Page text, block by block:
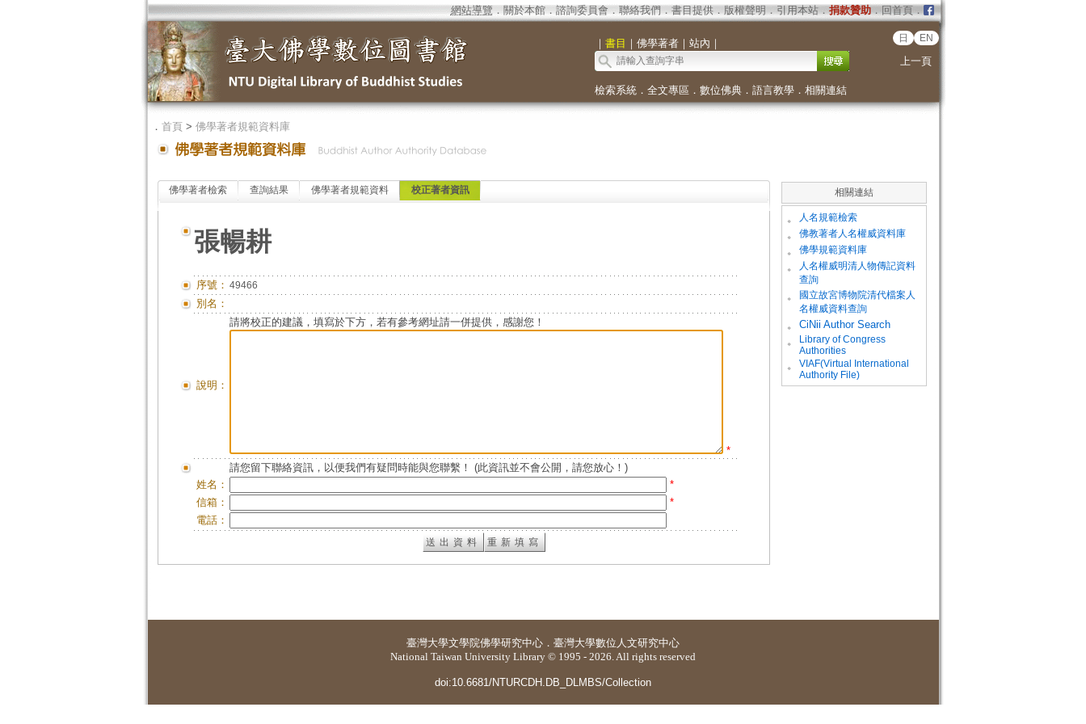
網站導覽 ． 關於本館． 諮詢委員會． 聯絡我們 ． 書目提供． 版權聲明 ． 引用本站． 捐款贊助．回首頁．
｜ 書目 ｜ 佛學著者｜ 站內 ｜ 日 EN
上一頁
檢索系統． 全文專區 ． 數位佛典． 語言教學． 相關連結
． 首頁> 佛學著者規範資料庫
佛學著者檢索 查詢結果 佛學著者規範資料 校正著者資訊
張暢耕
序號： 49466
別名：
說明：
請將校正的建議，填寫於下方，若有參考網址請一併提供，感謝您！
*
請您留下聯絡資訊，以便我們有疑問時能與您聯繫！ (此資訊並不會公開，請您放心！)
姓名：
*
信箱：
*
電話：
相關連結
。 人名規範檢索
。 佛教著者人名權威資料庫
。 佛學規範資料庫
。
人名權威明清人物傳記資料
查詢
。
國立故宮博物院清代檔案人
名權威資料查詢
。
CiNii Author Search
。
Library of Congress
Authorities
。
VIAF(Virtual International
Authority File)
臺灣大學文學院佛學研究中心 ． 臺灣大學數位人文研究中心
National Taiwan University Library © 1995 - 2026. All rights reserved
doi:10.6681/NTURCDH.DB_DLMBS/Collection